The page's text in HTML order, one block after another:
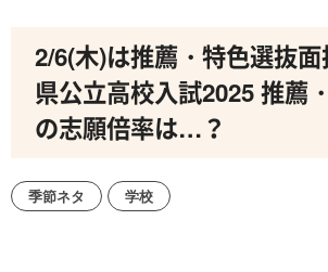
2/6(木)は推薦・特色選抜
県公立高校入試2025 推薦
の志願倍率は…？
季節ネタ 学校